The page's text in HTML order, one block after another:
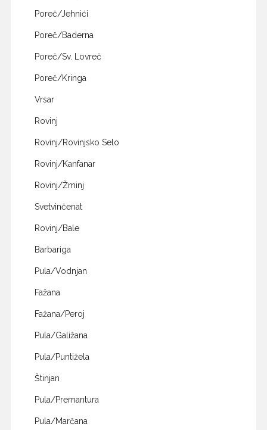
Poreč/Jehnići
Poreč/Baderna
Poreč/Sv. Lovreč
Poreč/Kringa
Vrsar
Rovinj
Rovinj/Rovinjsko Selo
Rovinj/Kanfanar
Rovinj/Žminj
Svetvinčenat
Rovinj/Bale
Barbariga
Pula/Vodnjan
Fažana
Fažana/Peroj
Pula/Galižana
Pula/Puntižela
Štinjan
Pula/Premantura
Pula/Marčana